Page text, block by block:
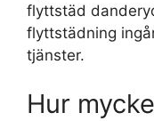
flyttstäd
flyttstädning
tjänster.
Hur